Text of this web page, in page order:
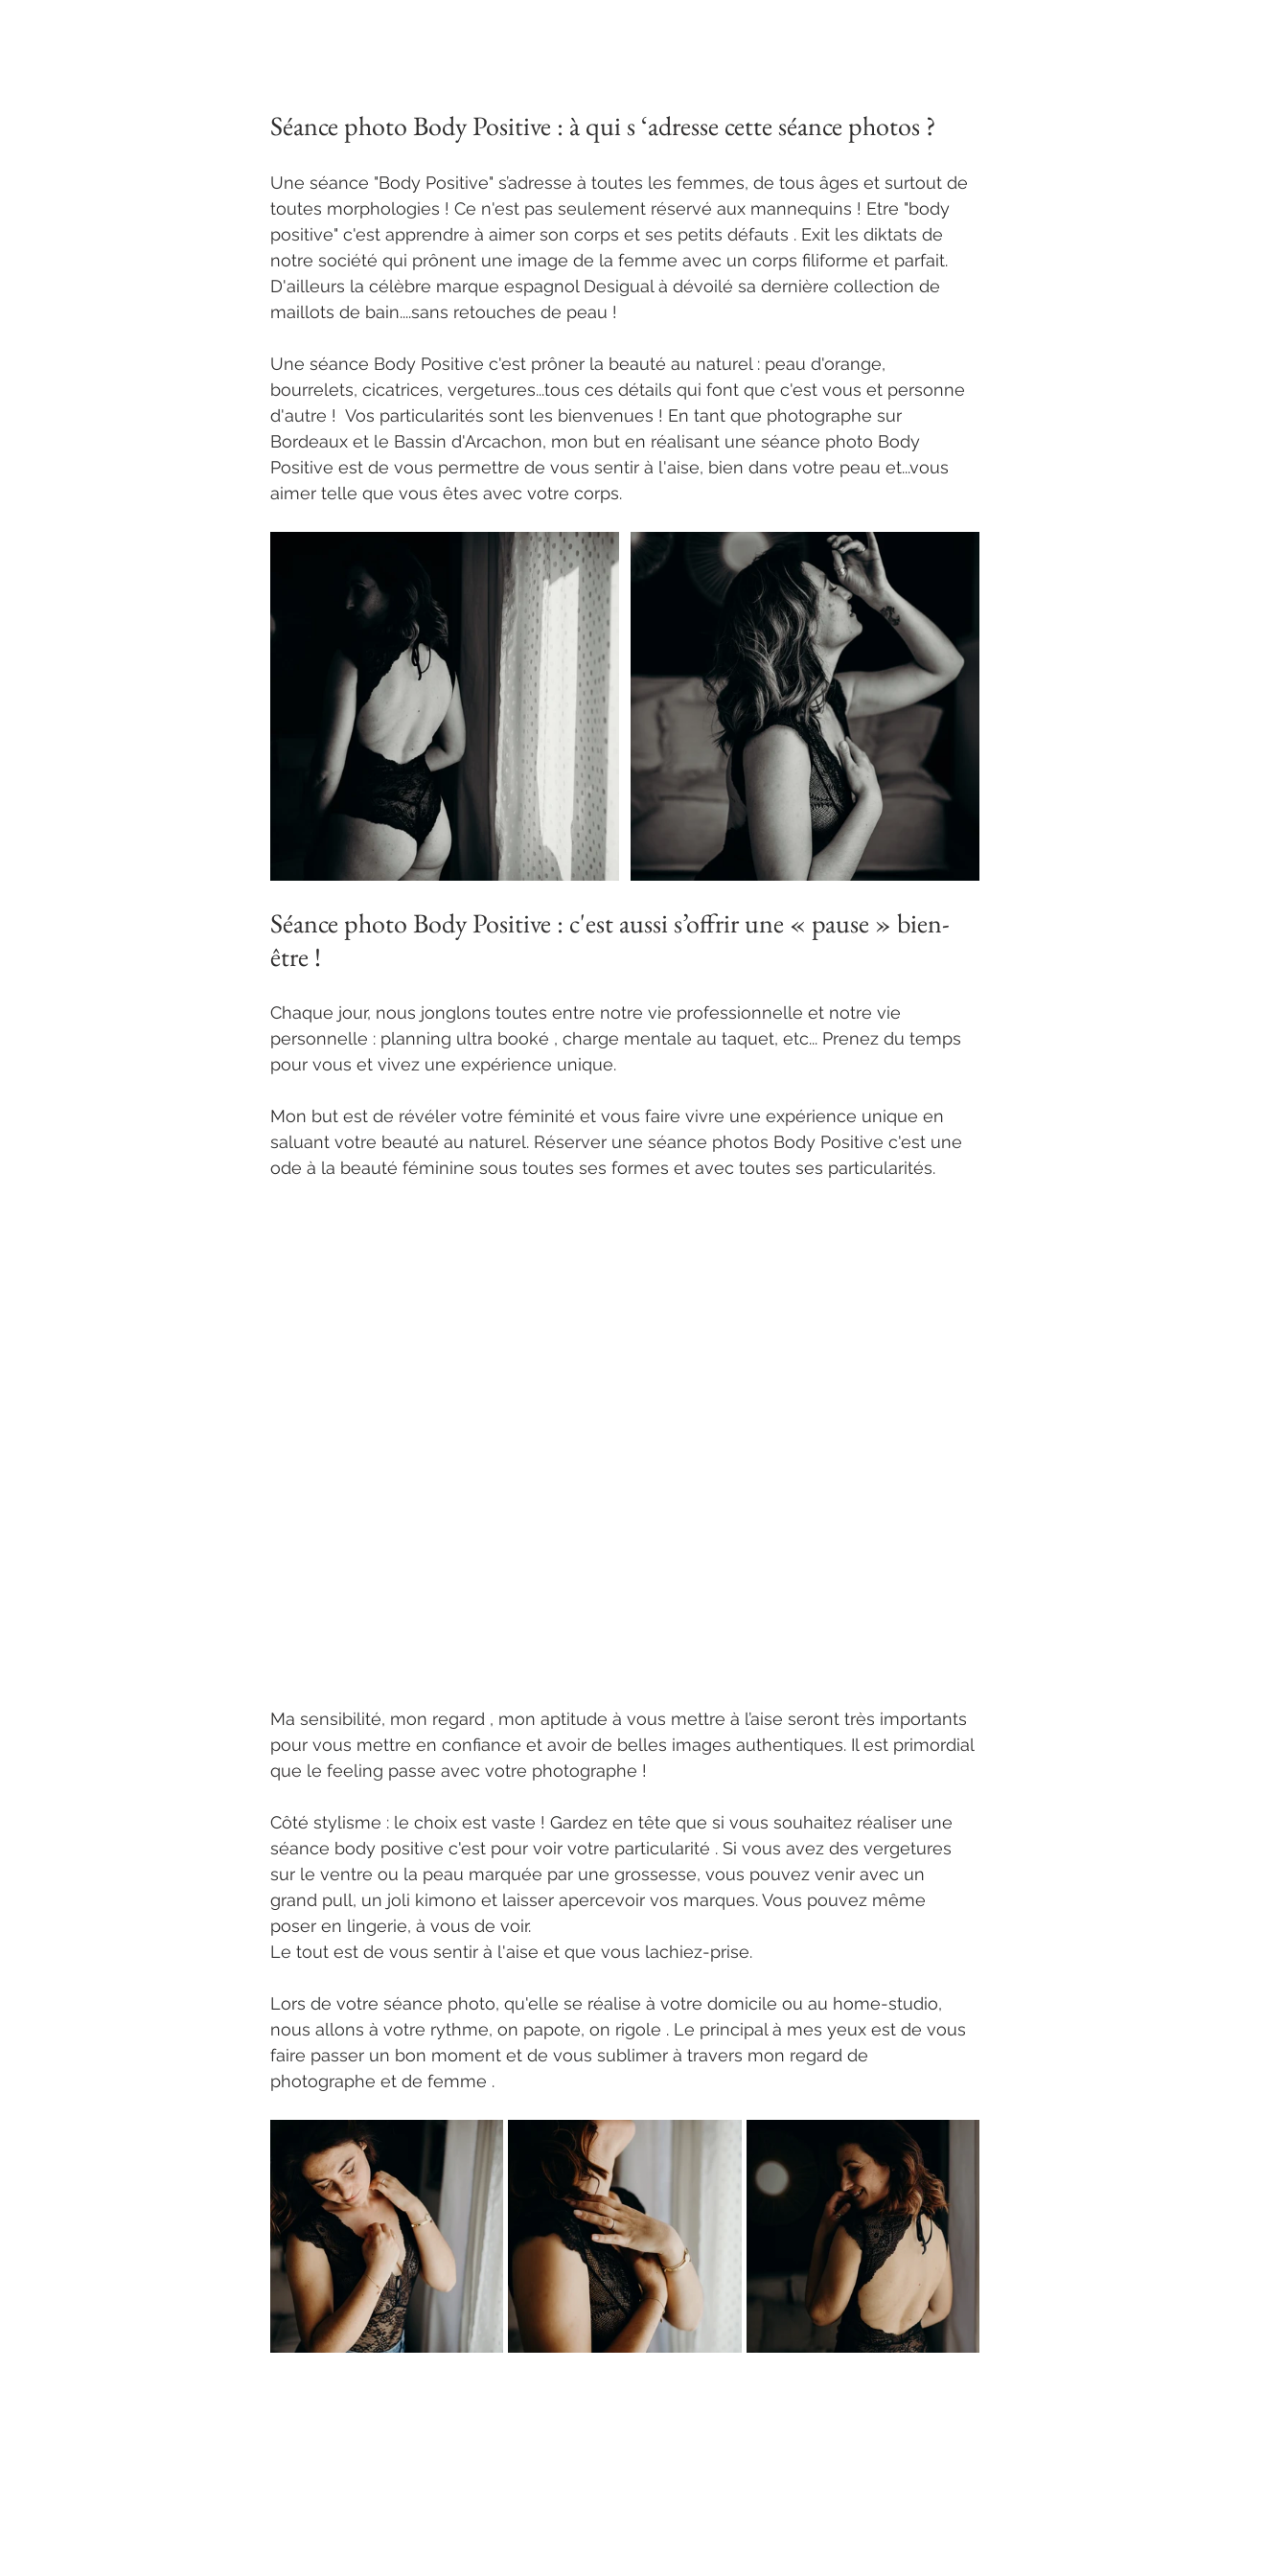
Séance photo Body Positive : à qui s ‘adresse cette séance photos ?
Une séance "Body Positive" s’adresse à toutes les femmes, de tous âges et surtout de
toutes morphologies ! Ce n'est pas seulement réservé aux mannequins ! Etre "body
positive" c'est apprendre à aimer son corps et ses petits défauts . Exit les diktats de
notre société qui prônent une image de la femme avec un corps filiforme et parfait.
D'ailleurs la célèbre marque espagnol Desigual à dévoilé sa dernière collection de
maillots de bain....sans retouches de peau !
Une séance Body Positive c'est prôner la beauté au naturel : peau d'orange,
bourrelets, cicatrices, vergetures...tous ces détails qui font que c'est vous et personne
d'autre !  Vos particularités sont les bienvenues ! En tant que photographe sur
Bordeaux et le Bassin d'Arcachon, mon but en réalisant une séance photo Body
Positive est de vous permettre de vous sentir à l'aise, bien dans votre peau et...vous
aimer telle que vous êtes avec votre corps.
Séance photo Body Positive : c'est aussi s’offrir une « pause » bien-
être !
Chaque jour, nous jonglons toutes entre notre vie professionnelle et notre vie
personnelle : planning ultra booké , charge mentale au taquet, etc... Prenez du temps
pour vous et vivez une expérience unique.
Mon but est de révéler votre féminité et vous faire vivre une expérience unique en
saluant votre beauté au naturel. Réserver une séance photos Body Positive c'est une
ode à la beauté féminine sous toutes ses formes et avec toutes ses particularités.
Ma sensibilité, mon regard , mon aptitude à vous mettre à l’aise seront très importants
pour vous mettre en confiance et avoir de belles images authentiques. Il est primordial
que le feeling passe avec votre photographe !
Côté stylisme : le choix est vaste ! Gardez en tête que si vous souhaitez réaliser une
séance body positive c'est pour voir votre particularité . Si vous avez des vergetures
sur le ventre ou la peau marquée par une grossesse, vous pouvez venir avec un
grand pull, un joli kimono et laisser apercevoir vos marques. Vous pouvez même
poser en lingerie, à vous de voir.
Le tout est de vous sentir à l'aise et que vous lachiez-prise.
Lors de votre séance photo, qu'elle se réalise à votre domicile ou au home-studio,
nous allons à votre rythme, on papote, on rigole . Le principal à mes yeux est de vous
faire passer un bon moment et de vous sublimer à travers mon regard de
photographe et de femme .